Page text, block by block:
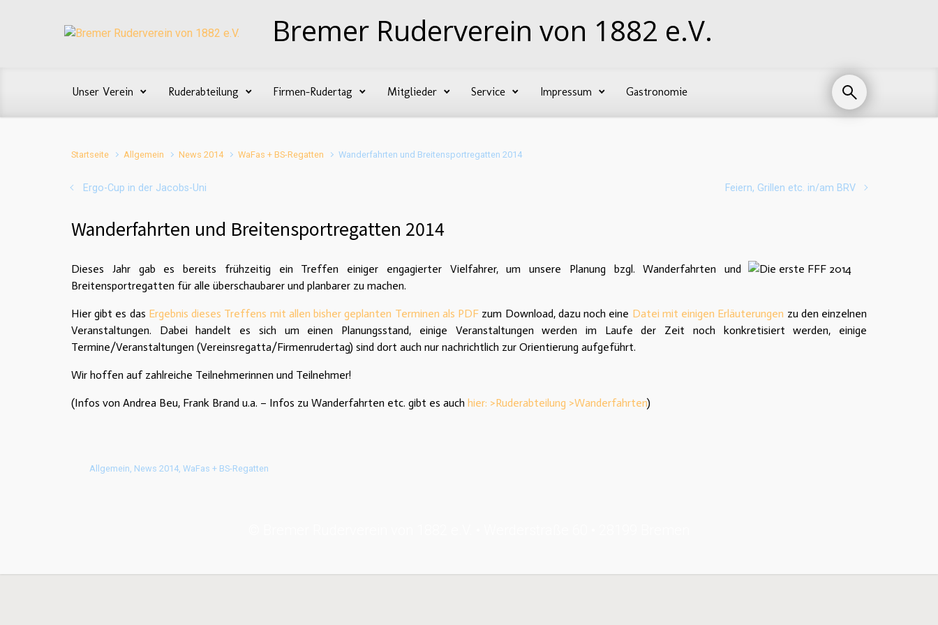
Bremer Ruderverein von 1882 e.V.
Unser Verein Ruderabteilung Firmen-Rudertag Mitglieder Service Impressum Gastronomie
Startseite Allgemein News 2014 WaFas + BS-Regatten Wanderfahrten und Breitensportregatten 2014
Ergo-Cup in der Jacobs-Uni Feiern, Grillen etc. in/am BRV
Wanderfahrten und Breitensportregatten 2014
Dieses Jahr gab es bereits frühzeitig ein Treffen einiger engagierter Vielfahrer, um unsere Planung bzgl. Wanderfahrten und
Breitensportregatten für alle überschaubarer und planbarer zu machen.
Hier gibt es das Ergebnis dieses Treffens mit allen bisher geplanten Terminen als PDF zum Download, dazu noch eine Datei mit einigen Erläuterungen zu den einzelnen
Veranstaltungen. Dabei handelt es sich um einen Planungsstand, einige Veranstaltungen werden im Laufe der Zeit noch konkretisiert werden, einige
Termine/Veranstaltungen (Vereinsregatta/Firmenrudertag) sind dort auch nur nachrichtlich zur Orientierung aufgeführt.
Wir hoffen auf zahlreiche Teilnehmerinnen und Teilnehmer!
(Infos von Andrea Beu, Frank Brand u.a. – Infos zu Wanderfahrten etc. gibt es auch hier: >Ruderabteilung >Wanderfahrten)
Allgemein, News 2014, WaFas + BS-Regatten